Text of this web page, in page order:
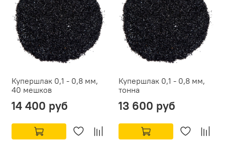
Купершлак 0,1 - 0,8 мм,
40 мешков
14 400 руб
Купершлак 0,1 - 0,8 мм,
тонна
13 600 руб